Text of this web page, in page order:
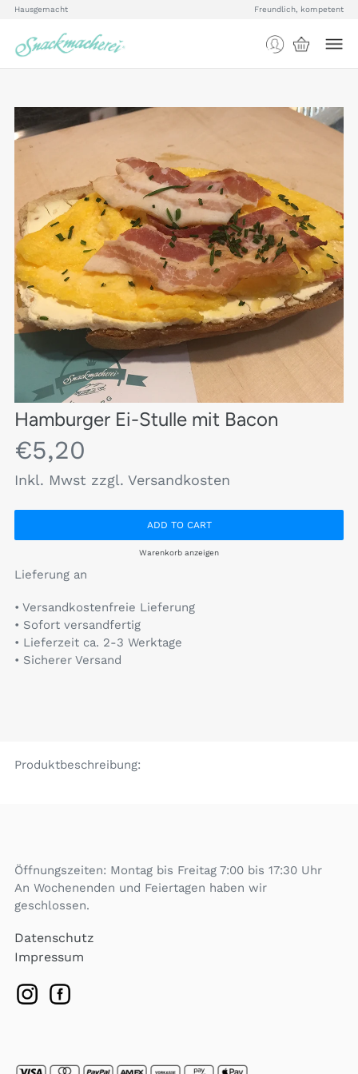
Hausgemacht Freundlich, kompetent
Team
Business Catering
Hamburger Ei-Stulle mit Bacon
€5,20
Inkl. Mwst zzgl. Versandkosten
Warenkorb anzeigen
Lieferung an
• Versandkostenfreie Lieferung
• Sofort versandfertig
• Lieferzeit ca. 2-3 Werktage
• Sicherer Versand
Produktbeschreibung:
Öffnungszeiten: Montag bis Freitag 7:00 bis 17:30 Uhr
An Wochenenden und Feiertagen haben wir
geschlossen.
Datenschutz
Impressum